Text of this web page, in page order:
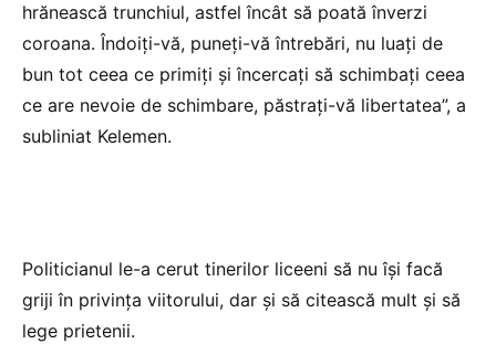
hrănească trunchiul, astfel încât să poată înverzi
coroana. Îndoiţi-vă, puneţi-vă întrebări, nu luaţi de
bun tot ceea ce primiţi şi încercaţi să schimbaţi ceea
ce are nevoie de schimbare, păstraţi-vă libertatea”, a
subliniat Kelemen.
Politicianul le-a cerut tinerilor liceeni să nu îşi facă
griji în privinţa viitorului, dar şi să citească mult şi să
lege prietenii.